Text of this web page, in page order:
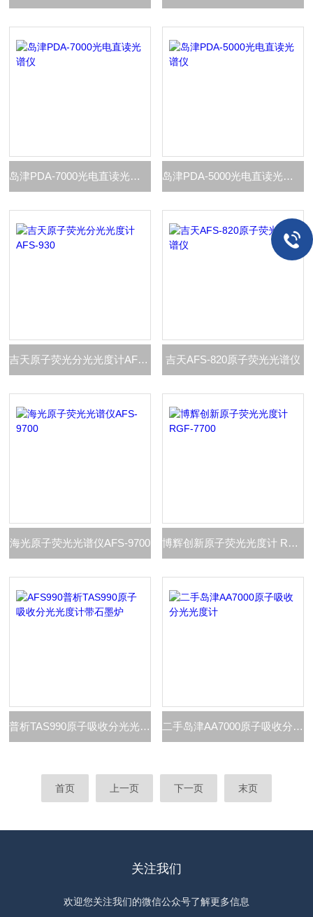
岛津PDA-7000光电直读光谱仪 岛津PDA-5000光电直读光谱仪
吉天原子荧光分光光度计AFS-930 吉天AFS-820原子荧光光谱仪
海光原子荧光光谱仪AFS-9700 博辉创新原子荧光光度计 RGF-7700
普析TAS990原子吸收分光光度计带石墨炉 二手岛津AA7000原子吸收分光光度计
首页 上一页 下一页 末页
关注我们
欢迎您关注我们的微信公众号了解更多信息